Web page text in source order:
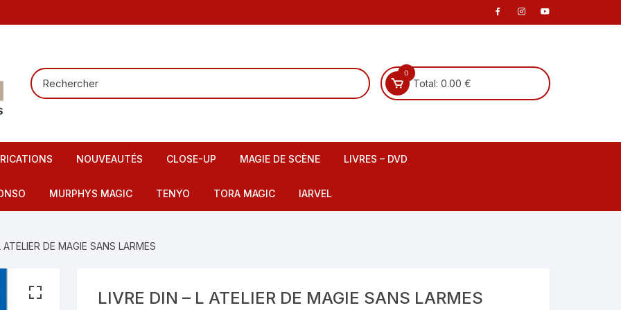
0
Total: 0.00 €
NOUVEAUTÉS CLOSE-UP
Tours de carte
Mousses – Balles – Anneaux
MAGIE DE SCÈNE
Carte pour la scene
Tours pour enfants
LIVRES – DVD
DVD Anglais
Cire – FI – Fils – Cordes
MURPHYS MAGIC TENYO TORA MAGIC IARVEL
DE MAGIE SANS LARMES
LIVRE DIN – L ATELIER DE MAGIE SANS LARMES